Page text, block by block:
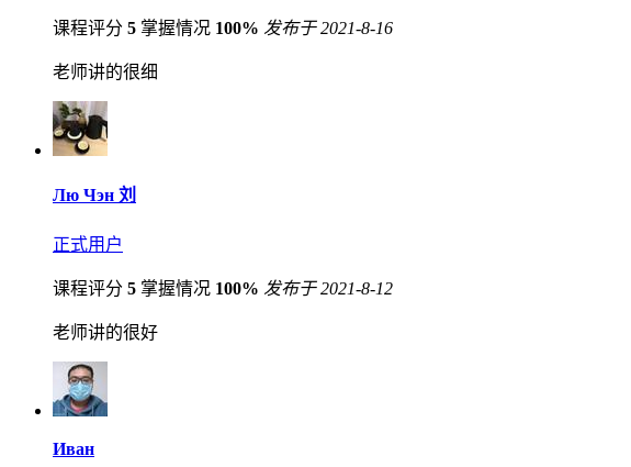
课程评分 5 掌握情况 100% 发布于 2021-8-16
老师讲的很细
Лю Чэн 刘
正式用户
课程评分 5 掌握情况 100% 发布于 2021-8-12
老师讲的很好
Иван